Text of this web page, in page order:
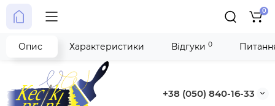
+38 (050) 840-16-33
0
Опис Характеристики Відгуки 0